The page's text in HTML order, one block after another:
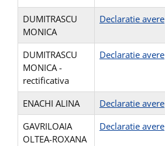
DUMITRASCU
MONICA
Declaratie avere
DUMITRASCU
MONICA -
rectificativa
Declaratie avere
ENACHI ALINA Declaratie avere
GAVRILOAIA
OLTEA-ROXANA
Declaratie avere